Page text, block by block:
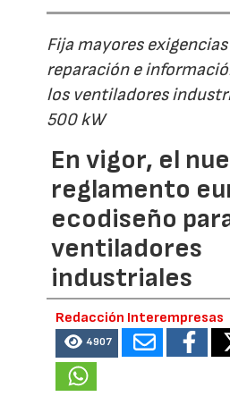
Fija mayores
reparación e
los ventiladores
500 kW
En vigor, el
reglamento
ecodiseño
ventiladores
industriales
Redacción Interempresas
4907